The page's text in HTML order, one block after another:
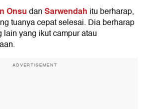
OnsudanSarwendah itu berharap,
tuanya cepat selesai. Dia berharap
yang ikut campur atau
ADVERTISEMENT